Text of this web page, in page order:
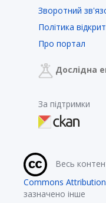
Зворотний
Політика
Про портал
Дослідна
За підтримки
Весь
Commons
зазначено інше